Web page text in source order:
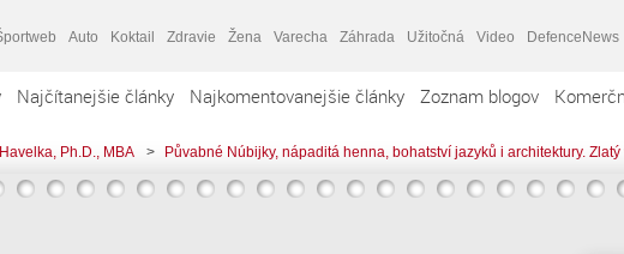
Auto Koktail Zdravie Žena Varecha Záhrada Užitočná Video DefenceNews
Najčítanejšie články Najkomentovanejšie články Zoznam blogov
Ph.D., MBA > Půvabné Núbijky, nápaditá henna, bohatství jazyků i architektury.